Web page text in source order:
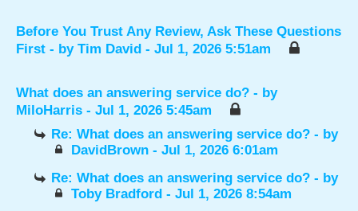
Before You Trust Any Review, Ask These Questions
First - by Tim David - Jul 1, 2026 5:51am
What does an answering service do? - by
MiloHarris - Jul 1, 2026 5:45am
Re: What does an answering service do? - by
DavidBrown- Jul 1, 2026 6:01am
Re: What does an answering service do? - by
Toby Bradford- Jul 1, 2026 8:54am